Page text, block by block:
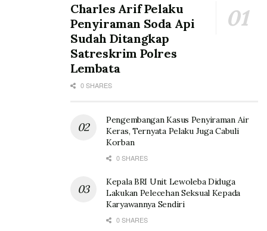
Charles Arif Pelaku
Penyiraman Soda Api
Sudah Ditangkap
Satreskrim Polres
Lembata
0 SHARES
Pengembangan Kasus Penyiraman Air
Keras, Ternyata Pelaku Juga Cabuli
Korban
0 SHARES
Kepala BRI Unit Lewoleba Diduga
Lakukan Pelecehan Seksual Kepada
Karyawannya Sendiri
0 SHARES